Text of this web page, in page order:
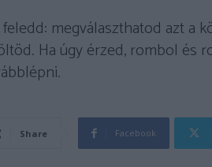
megválaszthatod azt a
Ha úgy érzed, rombol és
Share Facebook